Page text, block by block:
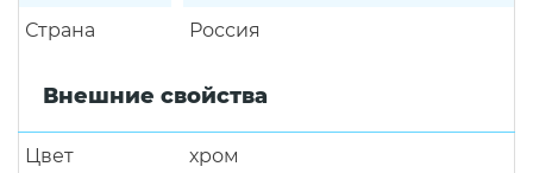
Страна Россия
Внешние свойства
Цвет хром